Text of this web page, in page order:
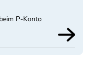
P-Konto